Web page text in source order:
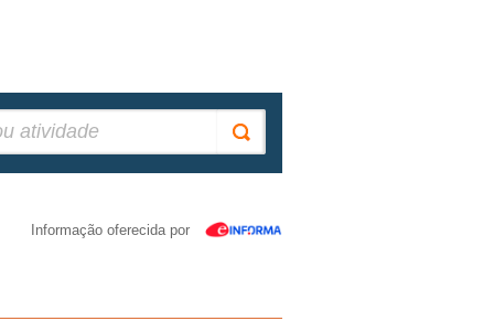
Informação oferecida por